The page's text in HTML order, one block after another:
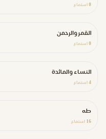
0 استماع
القمر والرحمن
0 استماع
النساء والمائدة
4 استماع
طه
16 استماع